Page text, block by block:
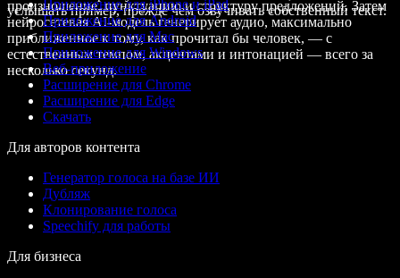
услышать пример, прежде чем озвучивать собственный текст.
произношение, пунктуацию и структуру предложений. Затем
нейросетевая AI-модель генерирует аудио, максимально
приближенное к тому, как прочитал бы человек, — с
естественным темпом, акцентами и интонацией — всего за
несколько секунд.
Приложение для iPhone и iPad
Приложение для Android
Приложение для Mac
Приложение для Windows
Веб-приложение
Расширение для Chrome
Расширение для Edge
Скачать
Для авторов контента
Генератор голоса на базе ИИ
Дубляж
Клонирование голоса
Speechify для работы
Для бизнеса